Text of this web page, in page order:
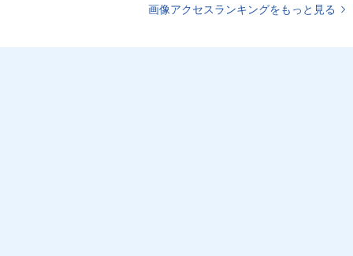
画像アクセスランキングをもっと見る